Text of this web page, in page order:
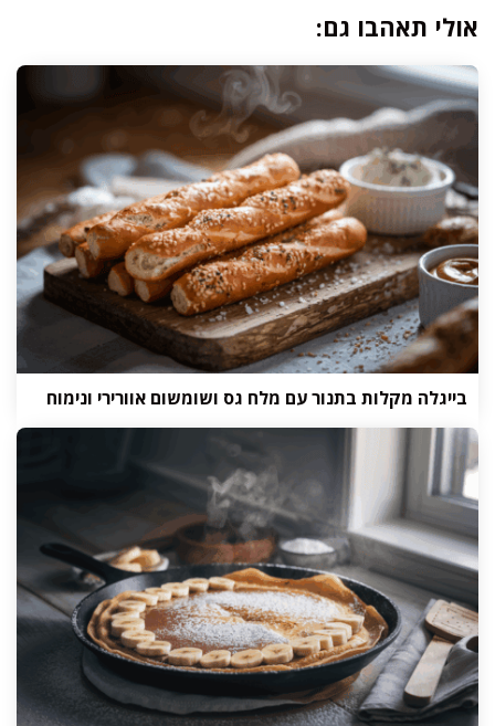
אולי תאהבו גם:
בייגלה מקלות בתנור עם מלח גס ושומשום אוורירי ונימוח